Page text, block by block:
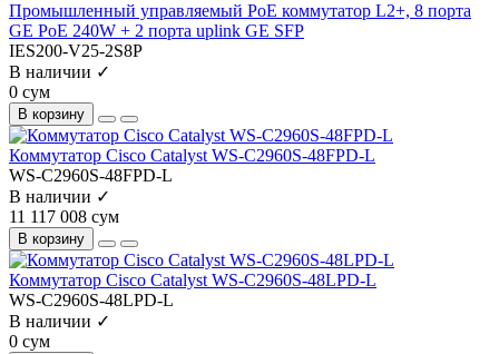
Промышленный управляемый PoE коммутатор L2+, 8 порта
GE PoE 240W + 2 порта uplink GE SFP
IES200-V25-2S8P
В наличии ✓
0 сум
В корзину
Коммутатор Cisco Catalyst WS-C2960S-48FPD-L
WS-C2960S-48FPD-L
В наличии ✓
11 117 008 сум
В корзину
Коммутатор Cisco Catalyst WS-C2960S-48LPD-L
WS-C2960S-48LPD-L
В наличии ✓
0 сум